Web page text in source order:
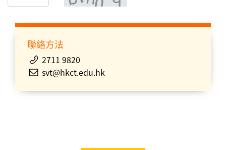
聯絡方法
2711 9820
svt@hkct.edu.hk